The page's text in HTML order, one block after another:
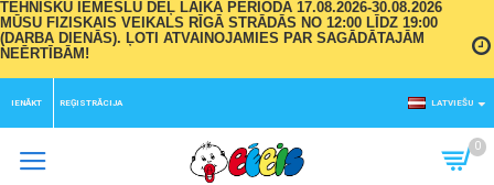
TEHNISKU IEMESLU DĒĻ LAIKA PERIODĀ 17.08.2026-30.08.2026
MŪSU FIZISKAIS VEIKALS RĪGĀ STRĀDĀS NO 12:00 LĪDZ 19:00
(DARBA DIENĀS). ĻOTI ATVAINOJAMIES PAR SAGĀDĀTAJĀM
NEĒRTĪBĀM!
IENĀKT REĢISTRĀCIJA LATVIEŠU
0